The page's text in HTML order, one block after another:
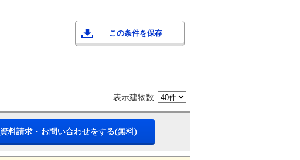
この条件を保存
表示建物数
資料請求・お問い合わせをする(無料)